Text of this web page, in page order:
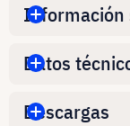
Información
Datos
Descargas